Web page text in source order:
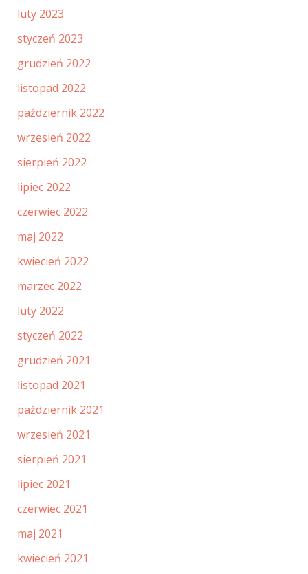
luty 2023
styczeń 2023
grudzień 2022
listopad 2022
październik 2022
wrzesień 2022
sierpień 2022
lipiec 2022
czerwiec 2022
maj 2022
kwiecień 2022
marzec 2022
luty 2022
styczeń 2022
grudzień 2021
listopad 2021
październik 2021
wrzesień 2021
sierpień 2021
lipiec 2021
czerwiec 2021
maj 2021
kwiecień 2021